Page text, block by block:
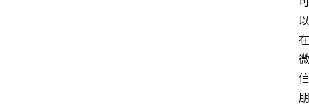
以
在
微
信
朋